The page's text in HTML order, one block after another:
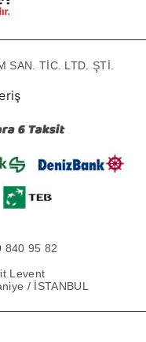
SAN. TİC. LTD. ŞTİ.
840 95 82
Levent
/ İSTANBUL